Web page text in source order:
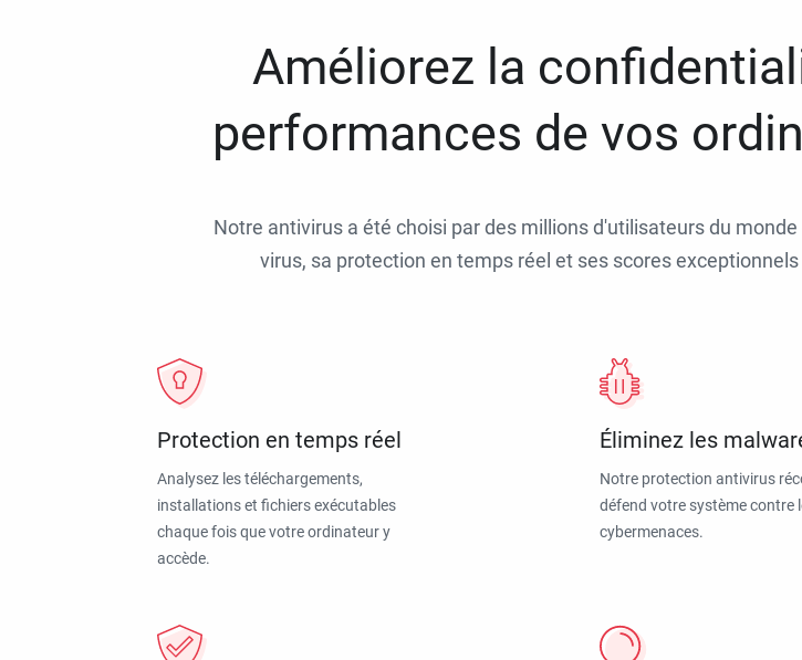
Améliorez la
performances de vos
Notre antivirus a été choisi par des millions d'utilisateurs du
virus, sa protection en temps réel et ses scores
Protection en temps réel
Analysez les téléchargements,
installations et fichiers exécutables
chaque fois que votre ordinateur y
accède.
Éliminez les
Notre protection antivirus
défend votre système contre
cybermenaces.